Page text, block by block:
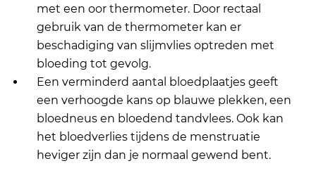
met een oor thermometer. Door rectaal
gebruik van de thermometer kan er
beschadiging van slijmvlies optreden met
bloeding tot gevolg.
Een verminderd aantal bloedplaatjes geeft
een verhoogde kans op blauwe plekken, een
bloedneus en bloedend tandvlees. Ook kan
het bloedverlies tijdens de menstruatie
heviger zijn dan je normaal gewend bent.